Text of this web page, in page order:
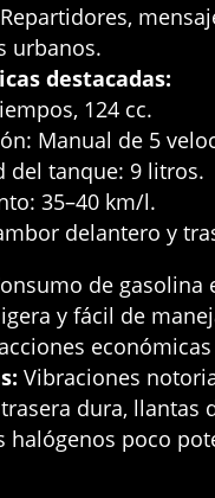
Repartidores,
urbanos.
destacadas:
124 cc.
Manual de 5
del tanque: 9 litros.
35–40 km/l.
delantero y
de gasolina
y fácil de
Vibraciones
dura, llantas
halógenos poco